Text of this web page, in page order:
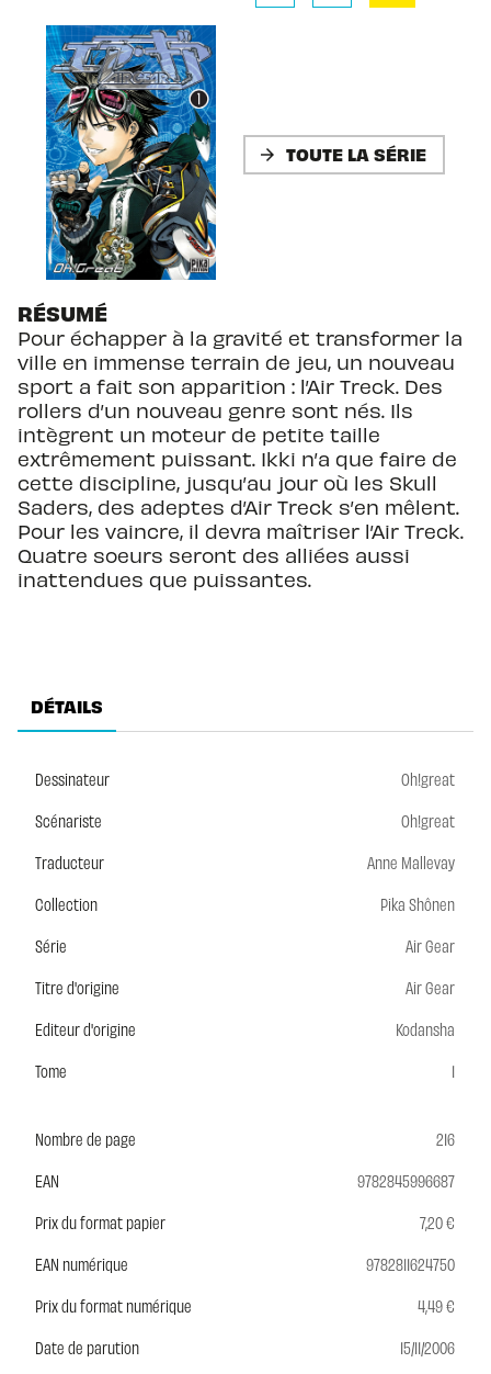
arrow_forward TOUTE LA SÉRIE
RÉSUMÉ
Pour échapper à la gravité et transformer la
ville en immense terrain de jeu, un nouveau
sport a fait son apparition : l’Air Treck. Des
rollers d’un nouveau genre sont nés. Ils
intègrent un moteur de petite taille
extrêmement puissant. Ikki n’a que faire de
cette discipline, jusqu’au jour où les Skull
Saders, des adeptes d’Air Treck s’en mêlent.
Pour les vaincre, il devra maîtriser l’Air Treck.
Quatre soeurs seront des alliées aussi
inattendues que puissantes.
DÉTAILS
Dessinateur
Oh!great
Scénariste
Oh!great
Traducteur
Anne Mallevay
Collection
Pika Shônen
Série
Air Gear
Titre d'origine
Air Gear
Editeur d'origine
Kodansha
Tome
1
Nombre de page
216
EAN
9782845996687
Prix du format papier
7,20 €
EAN numérique
9782811624750
Prix du format numérique
4,49 €
Date de parution
15/11/2006